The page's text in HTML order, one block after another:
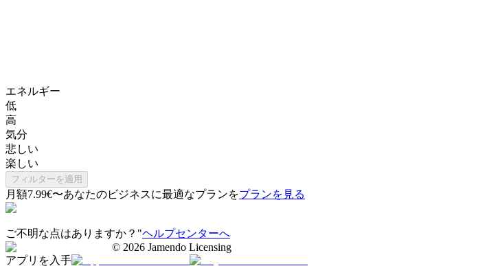
エネルギー
低
高
気分
悲しい
楽しい
フィルターを適用
月額7.99€〜あなたのビジネスに最適なプランをプランを見る
ご不明な点はありますか？"ヘルプセンターへ
© 2026 Jamendo Licensing
アプリを入手